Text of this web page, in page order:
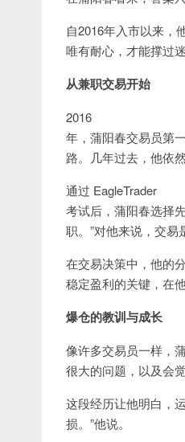
自2016年入市以来，
唯有耐心，才能撑过
从兼职交易开始
2016
年，蒲阳春交易员第
路。几年过去，他依
通过 EagleTrader
考试后，蒲阳春选择
职。”对他来说，交易
在交易决策中，他的
稳定盈利的关键，在
爆仓的教训与成长
像许多交易员一样，
很大的问题，以及会
这段经历让他明白，
损。”他说。